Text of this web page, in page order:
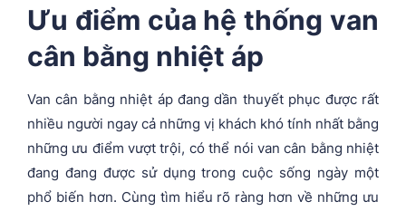
Ưu điểm của hệ thống van
cân bằng nhiệt áp
Van cân bằng nhiệt áp đang dần thuyết phục được rất
nhiều người ngay cả những vị khách khó tính nhất bằng
những ưu điểm vượt trội, có thể nói van cân bằng nhiệt
đang đang được sử dụng trong cuộc sống ngày một
phổ biến hơn. Cùng tìm hiểu rõ ràng hơn về những ưu